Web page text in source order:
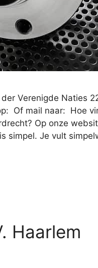
Verenigde Naties
Of mail naar: Hoe
Op onze
simpel. Je vult
Haarlem